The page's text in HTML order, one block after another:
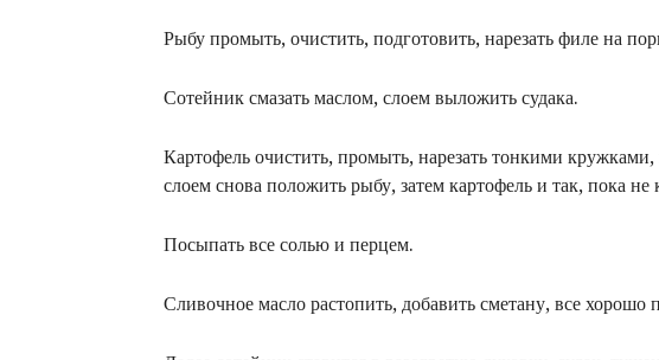
Рыбу промыть, очистить, подготовить, нарезать филе на
Сотейник смазать маслом, слоем выложить судака.
Картофель очистить, промыть, нарезать тонкими
слоем снова положить рыбу, затем картофель и так, пока не
Посыпать все солью и перцем.
Сливочное масло растопить, добавить сметану, все хорошо